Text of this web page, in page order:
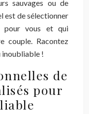
sauvages ou de
est de sélectionner
pour vous et qui
couple. Racontez
inoubliable !
de
pour